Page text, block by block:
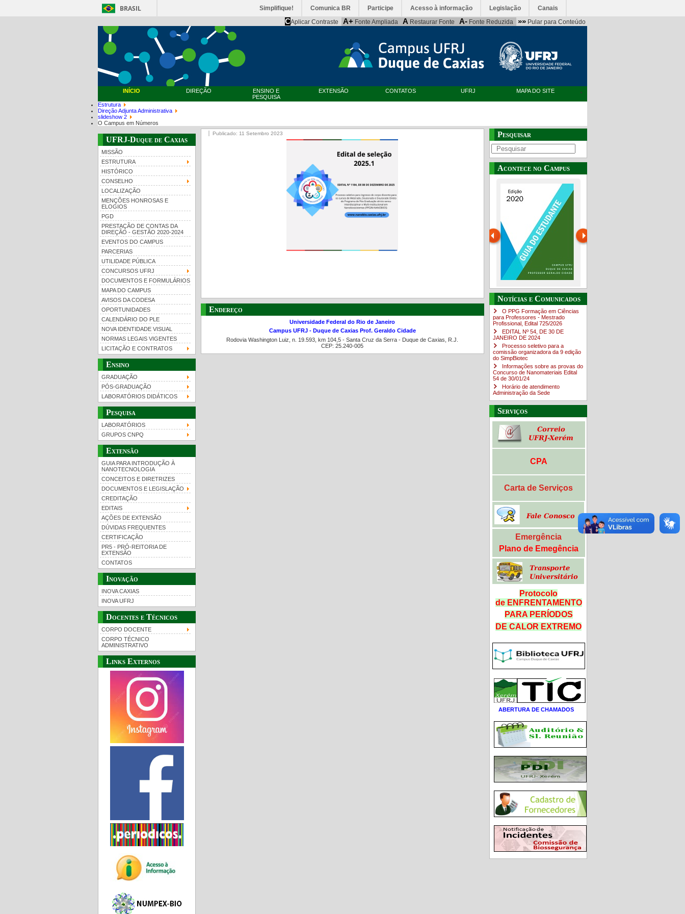
BRASIL Simplifique! Comunica BR Participe Acesso à informação Legislação Canais
CAplicar Contraste A+ Fonte Ampliada A Restaurar Fonte A- Fonte Reduzida »» Pular para Conteúdo
INÍCIO DIREÇÃO
ENSINO E
PESQUISA
EXTENSÃO CONTATOS UFRJ MAPA DO SITE
Estrutura
Direção Adjunta Administrativa
slideshow 2
O Campus em Números
UFRJ-Duque de Caxias
MISSÃO
ESTRUTURA
HISTÓRICO
CONSELHO
LOCALIZAÇÃO
MENÇÕES HONROSAS E
ELOGIOS
PGD
PRESTAÇÃO DE CONTAS DA
DIREÇÃO - GESTÃO 2020-2024
EVENTOS DO CAMPUS
PARCERIAS
UTILIDADE PÚBLICA
CONCURSOS UFRJ
DOCUMENTOS E FORMULÁRIOS
MAPA DO CAMPUS
AVISOS DA CODESA
OPORTUNIDADES
CALENDÁRIO DO PLE
NOVA IDENTIDADE VISUAL
NORMAS LEGAIS VIGENTES
LICITAÇÃO E CONTRATOS
Ensino
GRADUAÇÃO
PÓS-GRADUAÇÃO
LABORATÓRIOS DIDÁTICOS
Pesquisa
LABORATÓRIOS
GRUPOS CNPQ
Extensão
GUIA PARA INTRODUÇÃO À
NANOTECNOLOGIA
CONCEITOS E DIRETRIZES
DOCUMENTOS E LEGISLAÇÃO
CREDITAÇÃO
EDITAIS
AÇÕES DE EXTENSÃO
DÚVIDAS FREQUENTES
CERTIFICAÇÃO
PR5 - PRÓ-REITORIA DE
EXTENSÃO
CONTATOS
Inovação
INOVA CAXIAS
INOVA UFRJ
Docentes e Técnicos
CORPO DOCENTE
CORPO TÉCNICO
ADMINISTRATIVO
Links Externos
Publicado: 11 Setembro 2023
Endereço
Universidade Federal do Rio de Janeiro
Campus UFRJ - Duque de Caxias Prof. Geraldo Cidade
Rodovia Washington Luiz, n. 19.593, km 104,5 - Santa Cruz da Serra - Duque de Caxias, R.J.
CEP: 25.240-005
Pesquisar
Acontece no Campus
Guia do estudante
UFRJ 100 anos Notícias e Comunicados
O PPG Formação em Ciências
para Professores - Mestrado
Profissional, Edital ​725/202​6
EDITAL Nº 54, DE 30 DE
JANEIRO DE 2024
Processo seletivo para a
comissão organizadora da 9 edição
do SimpBiotec
Informações sobre as provas do
Concurso de Nanomateriais Edital
54 de 30/01/24
Horário de atendimento
Administração da Sede
Serviços
CPA
Carta de Serviços
Emergência
Plano de Emegência
Protocolo
de ENFRENTAMENTO
PARA PERÍODOS
DE CALOR EXTREMO
ABERTURA DE CHAMADOS